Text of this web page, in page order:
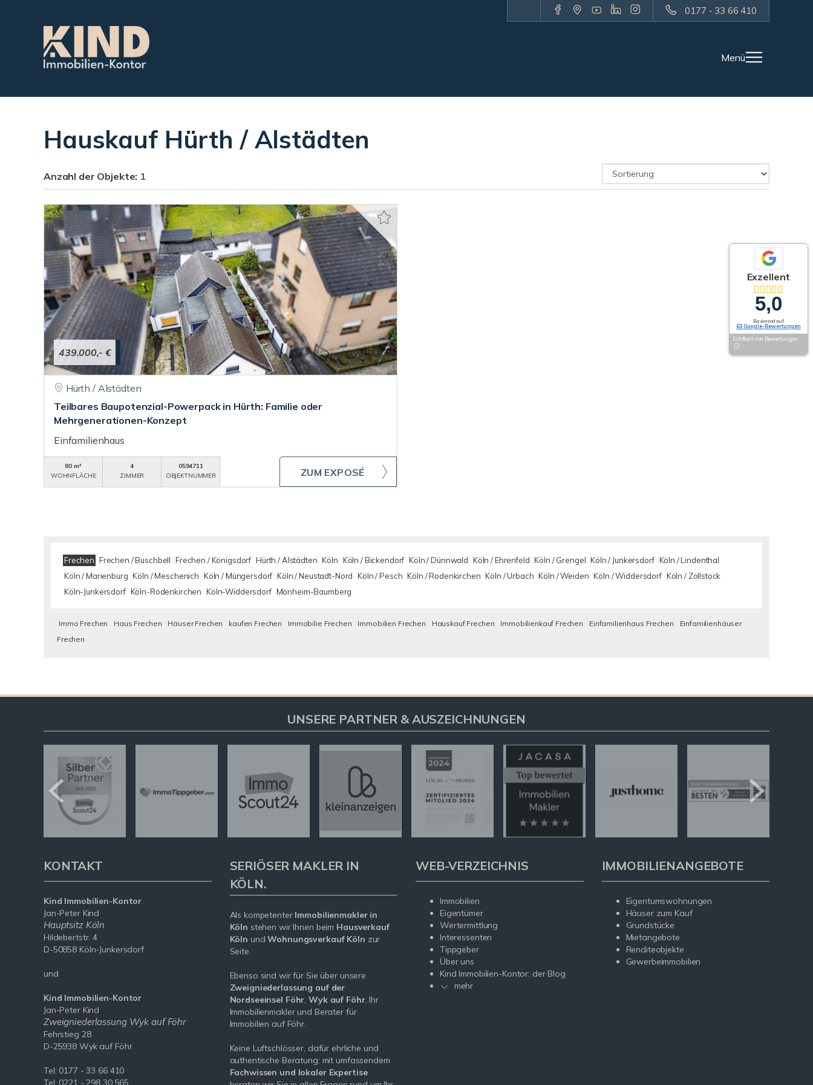
0177 - 33 66 410
Menü
Hauskauf Hürth / Alstädten
Anzahl der Objekte: 1
439.000,- €
Hürth / Alstädten
Teilbares Baupotenzial-Powerpack in Hürth: Familie oder
Mehrgenerationen-Konzept
Einfamilienhaus
80 m²
WOHNFLÄCHE
4
ZIMMER
0594711
OBJEKTNUMMER
ZUM EXPOSÉ
Frechen Frechen / Buschbell Frechen / Königsdorf Hürth / Alstädten Köln Köln / Bickendorf Köln / Dünnwald Köln / Ehrenfeld Köln / Grengel Köln / Junkersdorf Köln / Lindenthal
Köln / Marienburg Köln / Meschenich Köln / Müngersdorf Köln / Neustadt-Nord Köln / Pesch Köln / Rodenkirchen Köln / Urbach Köln / Weiden Köln / Widdersdorf Köln / Zollstock
Köln-Junkersdorf Köln-Rodenkirchen Köln-Widdersdorf Monheim-Baumberg
Immo Frechen Haus Frechen Häuser Frechen kaufen Frechen Immobilie Frechen Immobilien Frechen Hauskauf Frechen Immobilienkauf Frechen Einfamilienhaus Frechen
Einfamilienhäuser
Frechen
Exzellent
5,0
Basierend auf
63 Google-Bewertungen
Echtheit von Bewertungen
UNSERE PARTNER & AUSZEICHNUNGEN
KONTAKT
Kind Immobilien-Kontor
Jan-Peter Kind
Hauptsitz Köln
Hildebertstr. 4
D-50858 Köln-Junkersdorf
und
Kind Immobilien-Kontor
Jan-Peter Kind
Zweigniederlassung Wyk auf Föhr
Fehrstieg 28
D-25938 Wyk auf Föhr
Tel: 0177 - 33 66 410
Tel: 0221 - 298 30 565
SERIÖSER MAKLER IN
KÖLN.
Als kompetenter Immobilienmakler in
Köln stehen wir Ihnen beim Hausverkauf
Köln undWohnungsverkauf Köln zur
Seite.
Ebenso sind wir für Sie über unsere
Zweigniederlassung auf der
Nordseeinsel Föhr,Wyk auf Föhr, Ihr
Immobilienmakler und Berater für
Immobilien auf Föhr.
Keine Luftschlösser, dafür ehrliche und
authentische Beratung: mit umfassendem
Fachwissen und lokaler Expertise
WEB-VERZEICHNIS
Immobilien
Eigentümer
Wertermittlung
Interessenten
Tippgeber
Über uns
Kind Immobilien-Kontor: der Blog
mehr
IMMOBILIENANGEBOTE
Eigentumswohnungen
Häuser zum Kauf
Grundstücke
Mietangebote
Renditeobjekte
Gewerbeimmobilien